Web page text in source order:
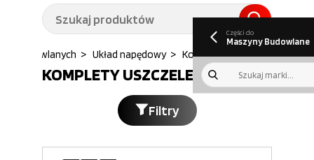
kwartalny
Części do
Maszyny Budowlane
budowlanych > Układ napędowy > Komplety uszczelek
KOMPLETY USZCZELEK
Filtry